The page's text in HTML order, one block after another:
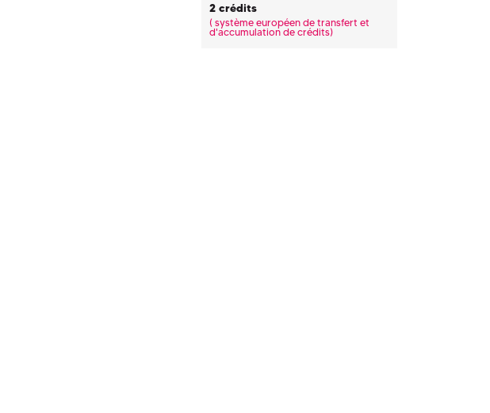
2 crédits
(système européen de transfert et
d'accumulation de crédits)